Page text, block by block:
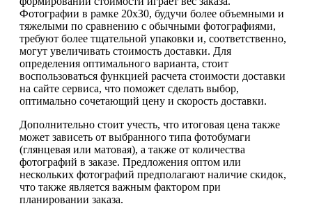
Фотографии в рамке 20х30, будучи более объемными и
тяжелыми по сравнению с обычными фотографиями,
требуют более тщательной упаковки и, соответственно,
могут увеличивать стоимость доставки. Для
определения оптимального варианта, стоит
воспользоваться функцией расчета стоимости доставки
на сайте сервиса, что поможет сделать выбор,
оптимально сочетающий цену и скорость доставки.
Дополнительно стоит учесть, что итоговая цена также
может зависеть от выбранного типа фотобумаги
(глянцевая или матовая), а также от количества
фотографий в заказе. Предложения оптом или
нескольких фотографий предполагают наличие скидок,
что также является важным фактором при
планировании заказа.